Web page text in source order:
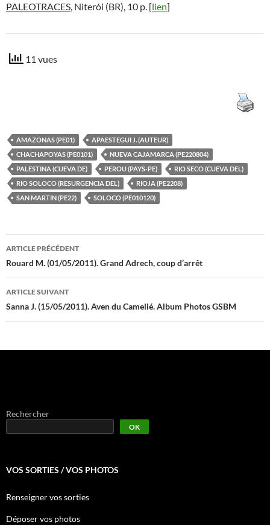
PALEOTRACES, Niterói (BR), 10 p. [lien]
11 vues
AMAZONAS (PE01)
APAESTEGUI J. (AUTEUR)
CHACHAPOYAS (PE0101)
NUEVA CAJAMARCA (PE220804)
PALESTINA (CUEVA DE)
PEROU (PAYS-PE)
RIO SECO (CUEVA DEL)
RIO SOLOCO (RESURGENCIA DEL)
RIOJA (PE2208)
SAN MARTIN (PE22)
SOLOCO (PE010120)
Navigation
des
articles
ARTICLE PRÉCÉDENT
Rouard M. (01/05/2011). Grand Adrech, coup d’arrêt
ARTICLE SUIVANT
Sanna J. (15/05/2011). Aven du Camelié. Album Photos GSBM
Rechercher
OK
VOS SORTIES / VOS PHOTOS
Renseigner vos sorties
Déposer vos photos